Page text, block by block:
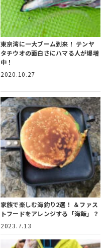
東京湾に一大ブーム到来！ テンヤ
タチウオの面白さにハマる人が爆増
中！
2020.10.27
家族で楽しむ海釣り2選！ ＆ファス
トフードをアレンジする「海飯」？
2023.7.13